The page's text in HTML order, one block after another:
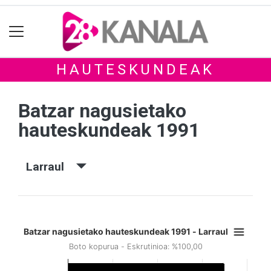
HAUTESKUNDEAK
Batzar nagusietako
hauteskundeak 1991
Larraul
Batzar nagusietako hauteskundeak 1991 - Larraul
Boto kopurua - Eskrutinioa: %100,00